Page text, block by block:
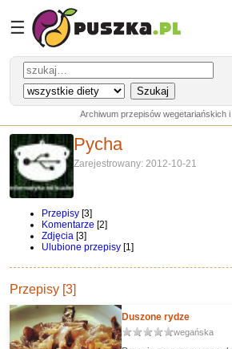
☰
Archiwum przepisów wegetariańskich
Pycha
Zarejestrowany: 2012-10-21
Przepisy [3]
Komentarze [2]
Zdjęcia [3]
Ulubione przepisy [1]
Przepisy [3]
Duszone rydze
wegańska